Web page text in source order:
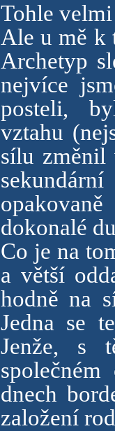
Tohle
Ale u mě k
Archetyp
nejvíce
posteli,
vztahu
sílu změnil
dokonalé
Co je na
a větší
hodně na
Jedna se
Jenže, s
dnech
založení